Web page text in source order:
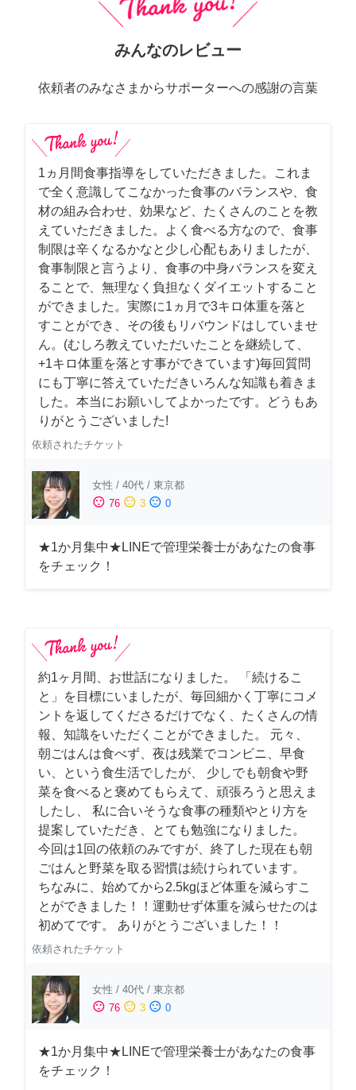
みんなのレビュー
依頼者のみなさまからサポーターへの感謝の言葉
1ヵ月間食事指導をしていただきました。これま
で全く意識してこなかった食事のバランスや、食
材の組み合わせ、効果など、たくさんのことを教
えていただきました。よく食べる方なので、食事
制限は辛くなるかなと少し心配もありましたが、
食事制限と言うより、食事の中身バランスを変え
ることで、無理なく負担なくダイエットすること
ができました。実際に1ヵ月で3キロ体重を落と
すことができ、その後もリバウンドはしていませ
ん。(むしろ教えていただいたことを継続して、
+1キロ体重を落とす事ができています)毎回質問
にも丁寧に答えていただきいろんな知識も着きま
した。本当にお願いしてよかったです。どうもあ
りがとうございました!
依頼されたチケット
女性 / 40代 / 東京都
sentiment_satisfied 76 sentiment_neutral 3 sentiment_dissatisfied 0
★1か月集中★LINEで管理栄養士があなたの食事
をチェック！
約1ヶ月間、お世話になりました。 「続けるこ
と」を目標にいましたが、毎回細かく丁寧にコメ
ントを返してくださるだけでなく、たくさんの情
報、知識をいただくことができました。 元々、
朝ごはんは食べず、夜は残業でコンビニ、早食
い、という食生活でしたが、 少しでも朝食や野
菜を食べると褒めてもらえて、頑張ろうと思えま
したし、 私に合いそうな食事の種類やとり方を
提案していただき、とても勉強になりました。
今回は1回の依頼のみですが、終了した現在も朝
ごはんと野菜を取る習慣は続けられています。
ちなみに、始めてから2.5kgほど体重を減らすこ
とができました！！運動せず体重を減らせたのは
初めてです。 ありがとうございました！！
依頼されたチケット
女性 / 40代 / 東京都
sentiment_satisfied 76 sentiment_neutral 3 sentiment_dissatisfied 0
★1か月集中★LINEで管理栄養士があなたの食事
をチェック！